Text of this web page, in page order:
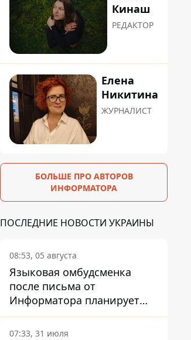
Кинаш
РЕДАКТОР
Елена
Никитина
ЖУРНАЛИСТ
БОЛЬШЕ ПРО АВТОРОВ
ИНФОРМАТОРА
ПОСЛЕДНИЕ НОВОСТИ УКРАИНЫ
08:53, 05 августа
Языковая омбудсменка
после письма от
Информатора планирует
наказать компанию-
подрядчика ПриватБанка
07:33, 31 июля